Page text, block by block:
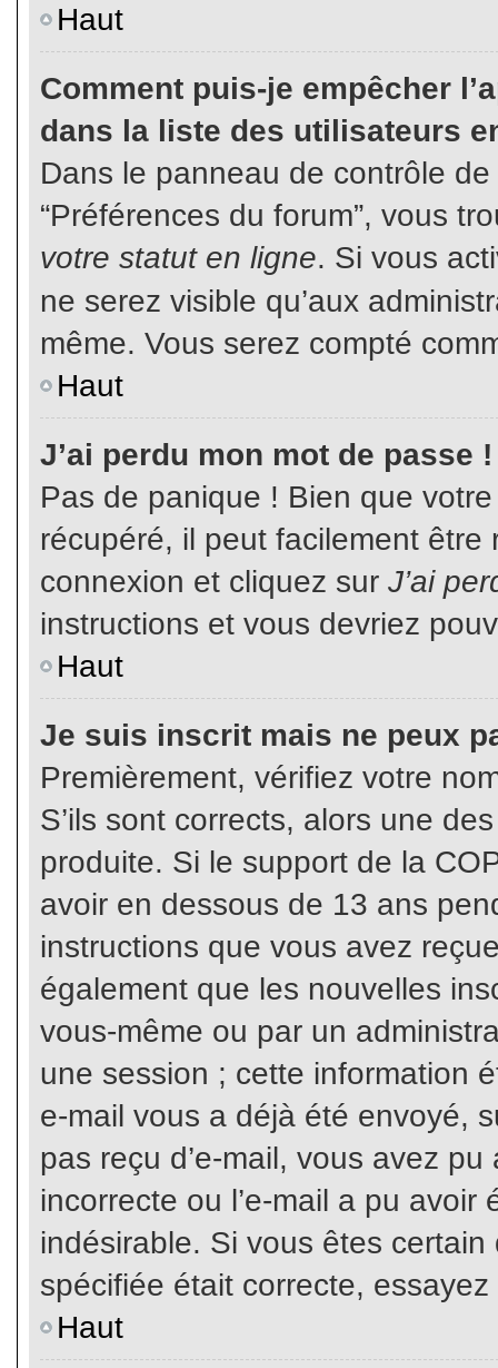
Haut
Comment puis-je empêcher
dans la liste des utilisateurs
Dans le panneau de contrôle
“Préférences du forum”, vous
votre statut en ligne. Si vous
ne serez visible qu’aux
même. Vous serez compté
Haut
J’ai perdu mon mot de passe !
Pas de panique ! Bien que
récupéré, il peut facilement
connexion et cliquez sur J’ai
instructions et vous devriez
Haut
Je suis inscrit mais ne peux
Premièrement, vérifiez votre
S’ils sont corrects, alors une
produite. Si le support de la
avoir en dessous de 13 ans
instructions que vous avez
également que les nouvelles
vous-même ou par un
une session ; cette information
e-mail vous a déjà été envoyé,
pas reçu d’e-mail, vous avez
incorrecte ou l’e-mail a pu
indésirable. Si vous êtes
spécifiée était correcte,
Haut